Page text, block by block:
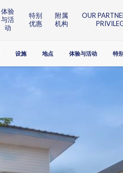
体验
与活
动
特别
优惠
附属
机构
OUR
设施 地点 体验与活动 特